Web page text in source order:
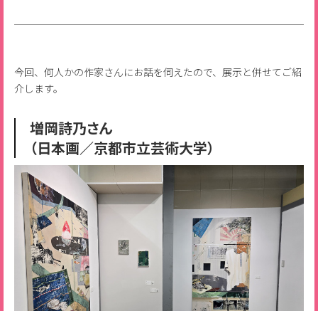
今回、何人かの作家さんにお話を伺えたので、展示と併せてご紹
介します。
増岡詩乃さん
（日本画／京都市立芸術大学）